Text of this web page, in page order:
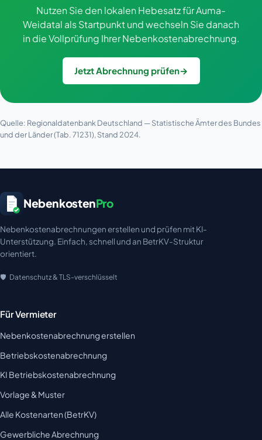
Nutzen Sie den lokalen Hebesatz für Auma-
Weidatal als Startpunkt und wechseln Sie danach
in die Vollprüfung Ihrer Nebenkostenabrechnung.
Jetzt Abrechnung prüfen→
Quelle: Regionaldatenbank Deutschland — Statistische Ämter des Bundes
und der Länder (Tab. 71231), Stand 2024.
NebenkostenPro
Nebenkostenabrechnungen erstellen und prüfen mit KI-
Unterstützung. Einfach, schnell und an BetrKV-Struktur
orientiert.
Datenschutz & TLS-verschlüsselt
Für Vermieter
Nebenkostenabrechnung erstellen
Betriebskostenabrechnung
KI Betriebskostenabrechnung
Vorlage & Muster
Alle Kostenarten (BetrKV)
Gewerbliche Abrechnung